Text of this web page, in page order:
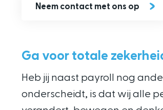
Neem contact met ons op
Ga voor totale
Heb jij naast payroll nog
onderscheidt, is dat wij alle